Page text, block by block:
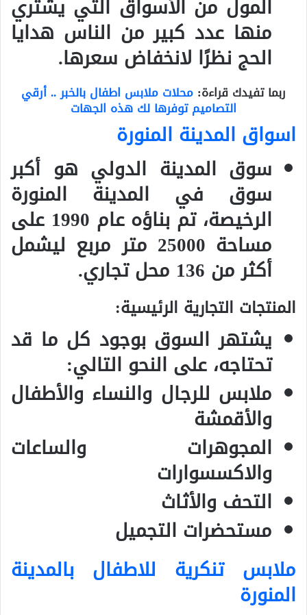
المول من الأسواق التي يشتري
منها عدد كبير من الناس هدايا
الحج نظرًا لانخفاض سعرها.
ربما تفيدك قراءة: محلات ملابس اطفال بالخبر .. أرقي
التصاميم توفرها لك هذه الجهات
اسواق المدينة المنورة
سوق المدينة الدولي هو أكبر
سوق في المدينة المنورة
الرخيصة، تم بناؤه عام 1990 على
مساحة 25000 متر مربع ليشمل
أكثر من 136 محل تجاري.
المنتجات التجارية الرئيسية:
يشتهر السوق بوجود كل ما قد
تحتاجه، على النحو التالي:
ملابس للرجال والنساء والأطفال
والأقمشة
المجوهرات والساعات
والاكسسوارات
التحف والأثاث
مستحضرات التجميل
ملابس تنكرية للاطفال بالمدينة
المنورة